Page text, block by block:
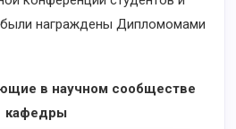
награждены Дипломомами
в научном сообществе
кафедры